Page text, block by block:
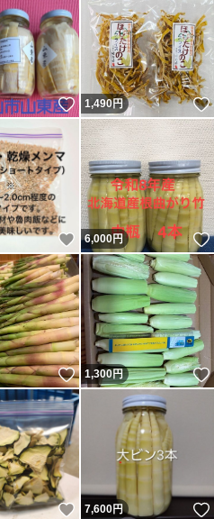
いいね！
1,490円
いいね！
6,000円
いいね！
1,300円
いいね！
7,600円